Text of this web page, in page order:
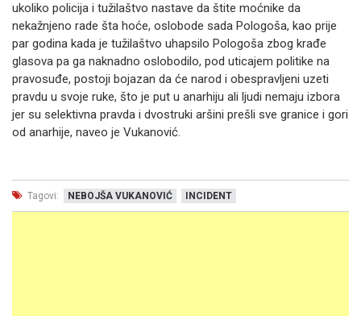
ukoliko policija i tužilaštvo nastave da štite moćnike da
nekažnjeno rade šta hoće, oslobode sada Pologoša, kao prije
par godina kada je tužilaštvo uhapsilo Pologoša zbog krađe
glasova pa ga naknadno oslobodilo, pod uticajem politike na
pravosuđe, postoji bojazan da će narod i obespravljeni uzeti
pravdu u svoje ruke, što je put u anarhiju ali ljudi nemaju izbora
jer su selektivna pravda i dvostruki aršini prešli sve granice i gori
od anarhije, naveo je Vukanović.
Tagovi: NEBOJŠA VUKANOVIĆ INCIDENT